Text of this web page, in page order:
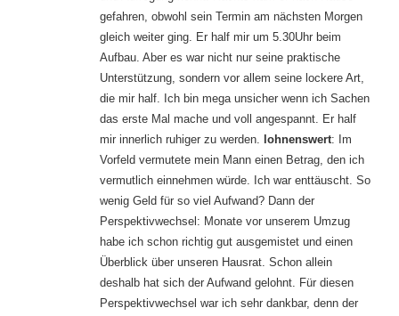
gefahren, obwohl sein Termin am nächsten Morgen
gleich weiter ging. Er half mir um 5.30Uhr beim
Aufbau. Aber es war nicht nur seine praktische
Unterstützung, sondern vor allem seine lockere Art,
die mir half. Ich bin mega unsicher wenn ich Sachen
das erste Mal mache und voll angespannt. Er half
mir innerlich ruhiger zu werden. lohnenswert: Im
Vorfeld vermutete mein Mann einen Betrag, den ich
vermutlich einnehmen würde. Ich war enttäuscht. So
wenig Geld für so viel Aufwand? Dann der
Perspektivwechsel: Monate vor unserem Umzug
habe ich schon richtig gut ausgemistet und einen
Überblick über unseren Hausrat. Schon allein
deshalb hat sich der Aufwand gelohnt. Für diesen
Perspektivwechsel war ich sehr dankbar, denn der